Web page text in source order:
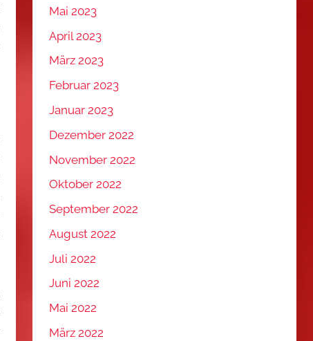
Mai 2023
April 2023
März 2023
Februar 2023
Januar 2023
Dezember 2022
November 2022
Oktober 2022
September 2022
August 2022
Juli 2022
Juni 2022
Mai 2022
März 2022